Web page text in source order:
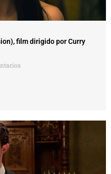
film dirigido por Curry